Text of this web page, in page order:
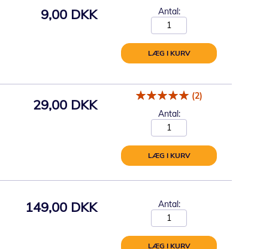
9,00 DKK Antal:
LÆG I KURV
29,00 DKK
(2)
Antal:
LÆG I KURV
149,00 DKK Antal:
LÆG I KURV